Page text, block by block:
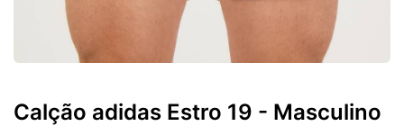
Calção adidas Estro 19 - Masculino